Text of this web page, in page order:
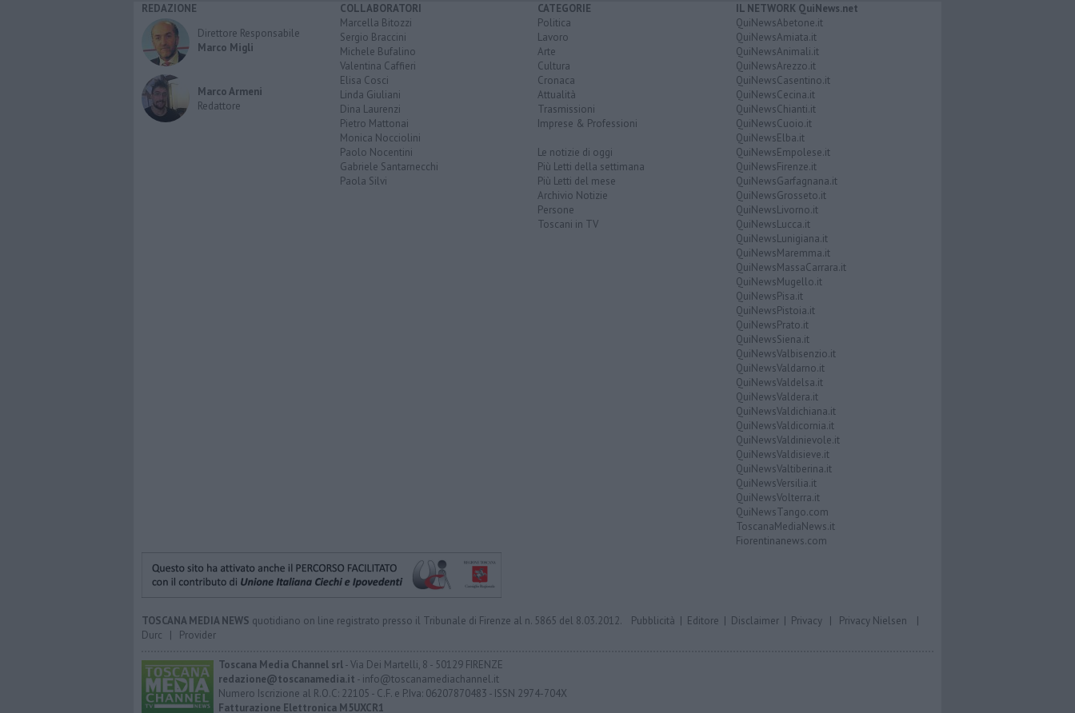
REDAZIONE
Direttore Responsabile
Marco Migli
Marco Armeni
Redattore
COLLABORATORI
Marcella Bitozzi
Sergio Braccini
Michele Bufalino
Valentina Caffieri
Elisa Cosci
Linda Giuliani
Dina Laurenzi
Pietro Mattonai
Monica Nocciolini
Paolo Nocentini
Gabriele Santarnecchi
Paola Silvi
CATEGORIE
Politica
Lavoro
Arte
Cultura
Cronaca
Attualità
Trasmissioni
Imprese & Professioni
Le notizie di oggi
Più Letti della settimana
Più Letti del mese
Archivio Notizie
Persone
Toscani in TV
IL NETWORK QuiNews.net
QuiNewsAbetone.it
QuiNewsAmiata.it
QuiNewsAnimali.it
QuiNewsArezzo.it
QuiNewsCasentino.it
QuiNewsCecina.it
QuiNewsChianti.it
QuiNewsCuoio.it
QuiNewsElba.it
QuiNewsEmpolese.it
QuiNewsFirenze.it
QuiNewsGarfagnana.it
QuiNewsGrosseto.it
QuiNewsLivorno.it
QuiNewsLucca.it
QuiNewsLunigiana.it
QuiNewsMaremma.it
QuiNewsMassaCarrara.it
QuiNewsMugello.it
QuiNewsPisa.it
QuiNewsPistoia.it
QuiNewsPrato.it
QuiNewsSiena.it
QuiNewsValbisenzio.it
QuiNewsValdarno.it
QuiNewsValdelsa.it
QuiNewsValdera.it
QuiNewsValdichiana.it
QuiNewsValdicornia.it
QuiNewsValdinievole.it
QuiNewsValdisieve.it
QuiNewsValtiberina.it
QuiNewsVersilia.it
QuiNewsVolterra.it
QuiNewsTango.com
ToscanaMediaNews.it
Fiorentinanews.com
TOSCANA MEDIA NEWS quotidiano on line registrato presso il Tribunale di Firenze al n. 5865 del 8.03.2012. Pubblicità | Editore | Disclaimer | Privacy | Privacy Nielsen |
Durc | Provider
Toscana Media Channel srl- Via Dei Martelli, 8 - 50129 FIRENZE
redazione@toscanamedia.it - info@toscanamediachannel.it
Numero Iscrizione al R.O.C: 22105 - C.F. e P.Iva: 06207870483 - ISSN 2974-704X
Fatturazione Elettronica M5UXCR1